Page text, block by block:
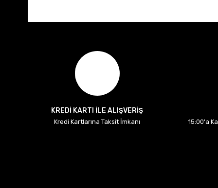
KREDİ KARTI İLE ALIŞVERİŞ
Kredi Kartlarına Taksit İmkanı
15:00'a